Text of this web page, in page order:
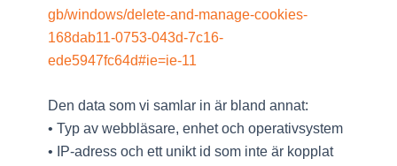
gb/windows/delete-and-manage-cookies-
168dab11-0753-043d-7c16-
ede5947fc64d#ie=ie-11
Den data som vi samlar in är bland annat:
• Typ av webbläsare, enhet och operativsystem
• IP-adress och ett unikt id som inte är kopplat